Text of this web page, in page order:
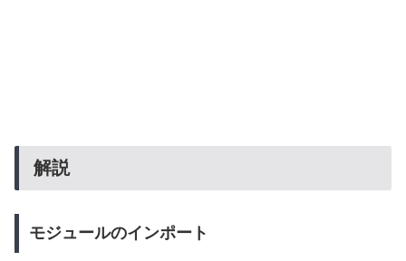
解説
モジュールのインポート